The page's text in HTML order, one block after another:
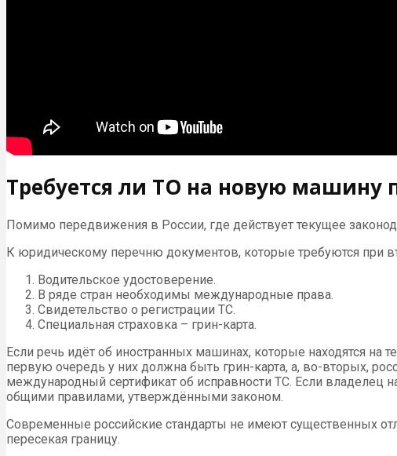
Требуется ли ТО на новую машину
Помимо передвижения в России, где действует текущее
К юридическому перечню документов, которые требуются при
Водительское удостоверение.
В ряде стран необходимы международные права.
Свидетельство о регистрации ТС.
Специальная страховка – грин-карта.
Если речь идёт об иностранных машинах, которые находятся на
первую очередь у них должна быть грин-карта, а, во-вторых,
международный сертификат об исправности ТС. Если владелец
общими правилами, утверждёнными законом.
Современные российские стандарты не имеют существенных
пересекая границу.